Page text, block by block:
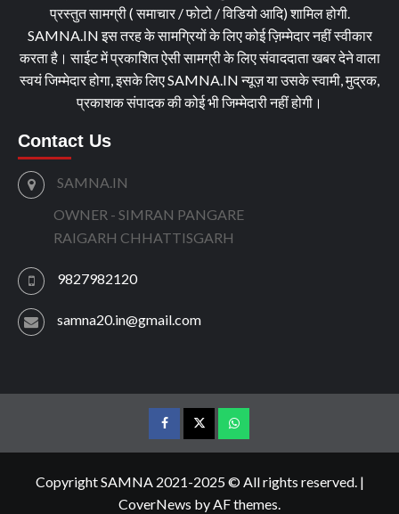
प्रस्तुत सामग्री ( समाचार / फोटो / विडियो आदि) शामिल होगी.
SAMNA.IN इस तरह के सामग्रियों के लिए कोई ज़िम्मेदार नहीं स्वीकार
करता है। साईट में प्रकाशित ऐसी सामग्री के लिए संवाददाता खबर देने वाला
स्वयं जिम्मेदार होगा, इसके लिए SAMNA.IN न्यूज़ या उसके स्वामी, मुद्रक,
प्रकाशक संपादक की कोई भी जिम्मेदारी नहीं होगी।
Contact Us
SAMNA.IN
OWNER - SIMRAN PANGARE
RAIGARH CHHATTISGARH
9827982120
samna20.in@gmail.com
facebooktwitterwtsp
Copyright SAMNA 2021-2025 © All rights reserved. |
CoverNews by AF themes.